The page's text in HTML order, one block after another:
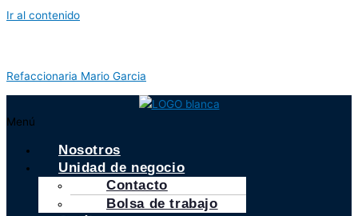
Ir al contenido
Refaccionaria Mario Garcia
Menú
Nosotros
Unidad de negocio
Contacto
Bolsa de trabajo